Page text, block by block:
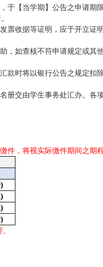
于【当学期】公告之申请期
票收据等证明，应于开立证
，如查核不符申请规定或其
款时将以银行公告之规定扣
册交由学生事务处汇办。各
件，将视实际缴件期间之期程